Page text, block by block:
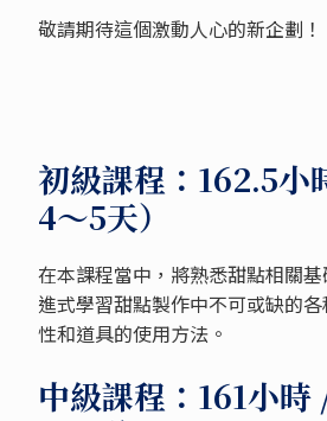
敬請期待這個激動人心的新企劃！
初級課程：162.5小
4～5天）
在本課程當中，將熟悉甜點相關
進式學習甜點製作中不可或缺的
性和道具的使用方法。
中級課程：161小